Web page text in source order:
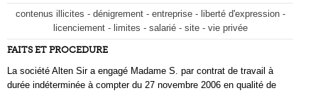
contenus illicites - dénigrement - entreprise - liberté d'expression -
licenciement - limites - salarié - site - vie privée
FAITS ET PROCEDURE
La société Alten Sir a engagé Madame S. par contrat de travail à
durée indéterminée à compter du 27 novembre 2006 en qualité de